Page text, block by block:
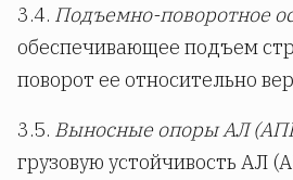
3.4. Подъемно-поворотное
обеспечивающее подъем
поворот ее относительно
3.5. Выносные опоры АЛ
грузовую устойчивость АЛ